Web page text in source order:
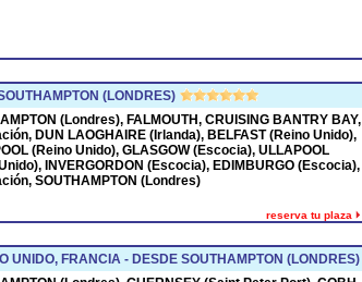
(LONDRES)
(Londres), FALMOUTH, CRUISING BANTRY BAY,
DUN LAOGHAIRE (Irlanda), BELFAST (Reino Unido),
(Reino Unido), GLASGOW (Escocia), ULLAPOOL
INVERGORDON (Escocia), EDIMBURGO (Escocia),
SOUTHAMPTON (Londres)
reserva tu plaza
UNIDO, FRANCIA - DESDE SOUTHAMPTON (LONDRES)